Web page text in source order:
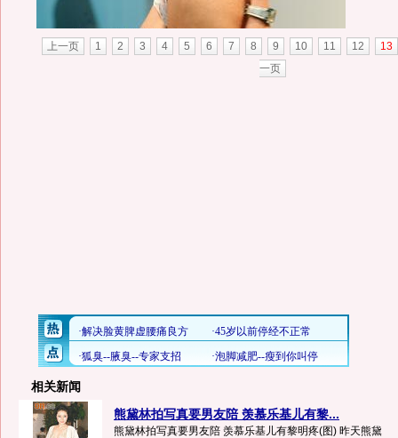
上一页 1 2 3 4 5 6 7 8 9 10 11 12
13
一页
相关新闻
熊黛林拍写真要男友陪 羡慕乐基儿有黎...
熊黛林拍写真要男友陪 羡慕乐基儿有黎明疼(图) 昨天熊黛